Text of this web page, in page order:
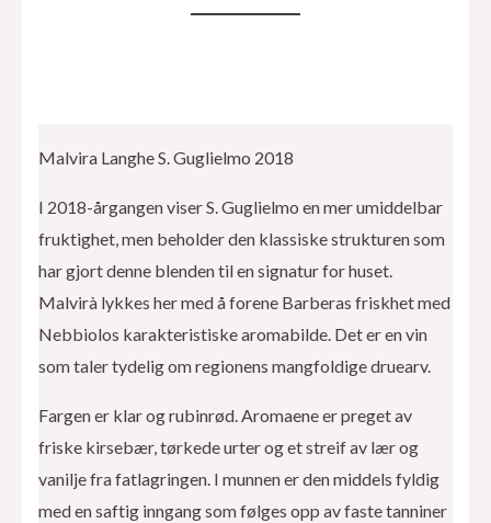
Malvira Langhe S. Guglielmo 2018
I 2018-årgangen viser S. Guglielmo en mer umiddelbar
fruktighet, men beholder den klassiske strukturen som
har gjort denne blenden til en signatur for huset.
Malvirà lykkes her med å forene Barberas friskhet med
Nebbiolos karakteristiske aromabilde. Det er en vin
som taler tydelig om regionens mangfoldige druearv.
Fargen er klar og rubinrød. Aromaene er preget av
friske kirsebær, tørkede urter og et streif av lær og
vanilje fra fatlagringen. I munnen er den middels fyldig
med en saftig inngang som følges opp av faste tanniner